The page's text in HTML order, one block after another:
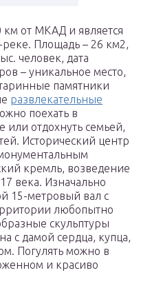
км от МКАД и является
Площадь – 26 км2,
человек, дата
– уникальное место,
памятники
развлекательные
поехать в
или отдохнуть семьей,
Исторический центр
кремль, возведение
века. Изначально
15-метровый вал с
любопытно
скульптуры
с дамой сердца, купца,
Погулять можно в
и красиво